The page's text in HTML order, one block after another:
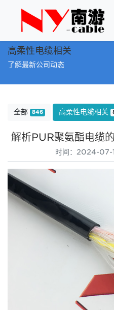
高柔性电缆相关
了解最新公司动态
全部 846 高柔性电缆相关
解析PUR聚氨酯电缆
时间：2024-07-